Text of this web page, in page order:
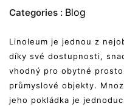
Categories : Blog
Linoleum je jednou z
díky své dostupnosti,
vhodný pro obytné
průmyslové objekty.
jeho pokládka je